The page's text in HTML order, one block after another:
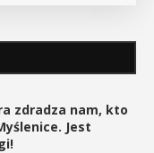
zdradza nam, kto
Jest